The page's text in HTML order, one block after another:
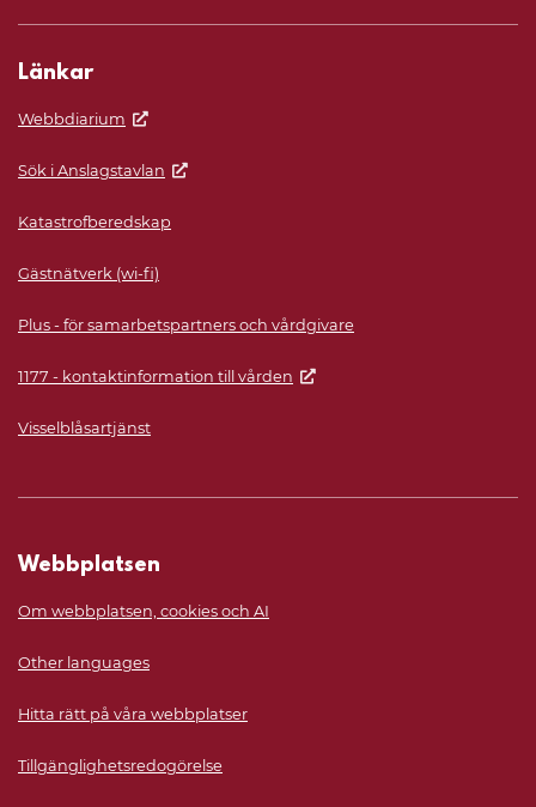
Länkar
Webbdiarium
Sök i Anslagstavlan
Katastrofberedskap
Gästnätverk (wi-fi)
Plus - för samarbetspartners och vårdgivare
1177 - kontaktinformation till vården
Visselblåsartjänst
Webbplatsen
Om webbplatsen, cookies och AI
Other languages
Hitta rätt på våra webbplatser
Tillgänglighetsredogörelse